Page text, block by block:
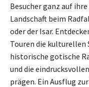
Besucher ganz auf
Landschaft beim
oder der Isar.
Touren die kulturellen
historische gotische
und die
prägen. Ein Ausflug